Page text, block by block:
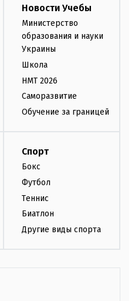
Новости Учебы
Министерство
образования и науки
Украины
Школа
НМТ 2026
Саморазвитие
Обучение за границей
Спорт
Бокс
Футбол
Теннис
Биатлон
Другие виды спорта